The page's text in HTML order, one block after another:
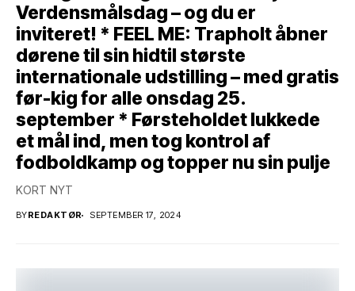
Verdensmålsdag – og du er
inviteret! * FEEL ME: Trapholt åbner
dørene til sin hidtil største
internationale udstilling – med gratis
før-kig for alle onsdag 25.
september * Førsteholdet lukkede
et mål ind, men tog kontrol af
fodboldkamp og topper nu sin pulje
KORT NYT
BYREDAKTØR SEPTEMBER 17, 2024